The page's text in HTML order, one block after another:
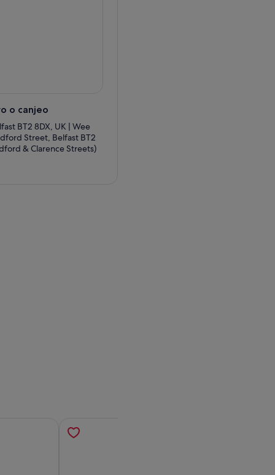
o canjeo
BT2 8DX, UK | Wee
Street, Belfast BT2
& Clarence Streets)